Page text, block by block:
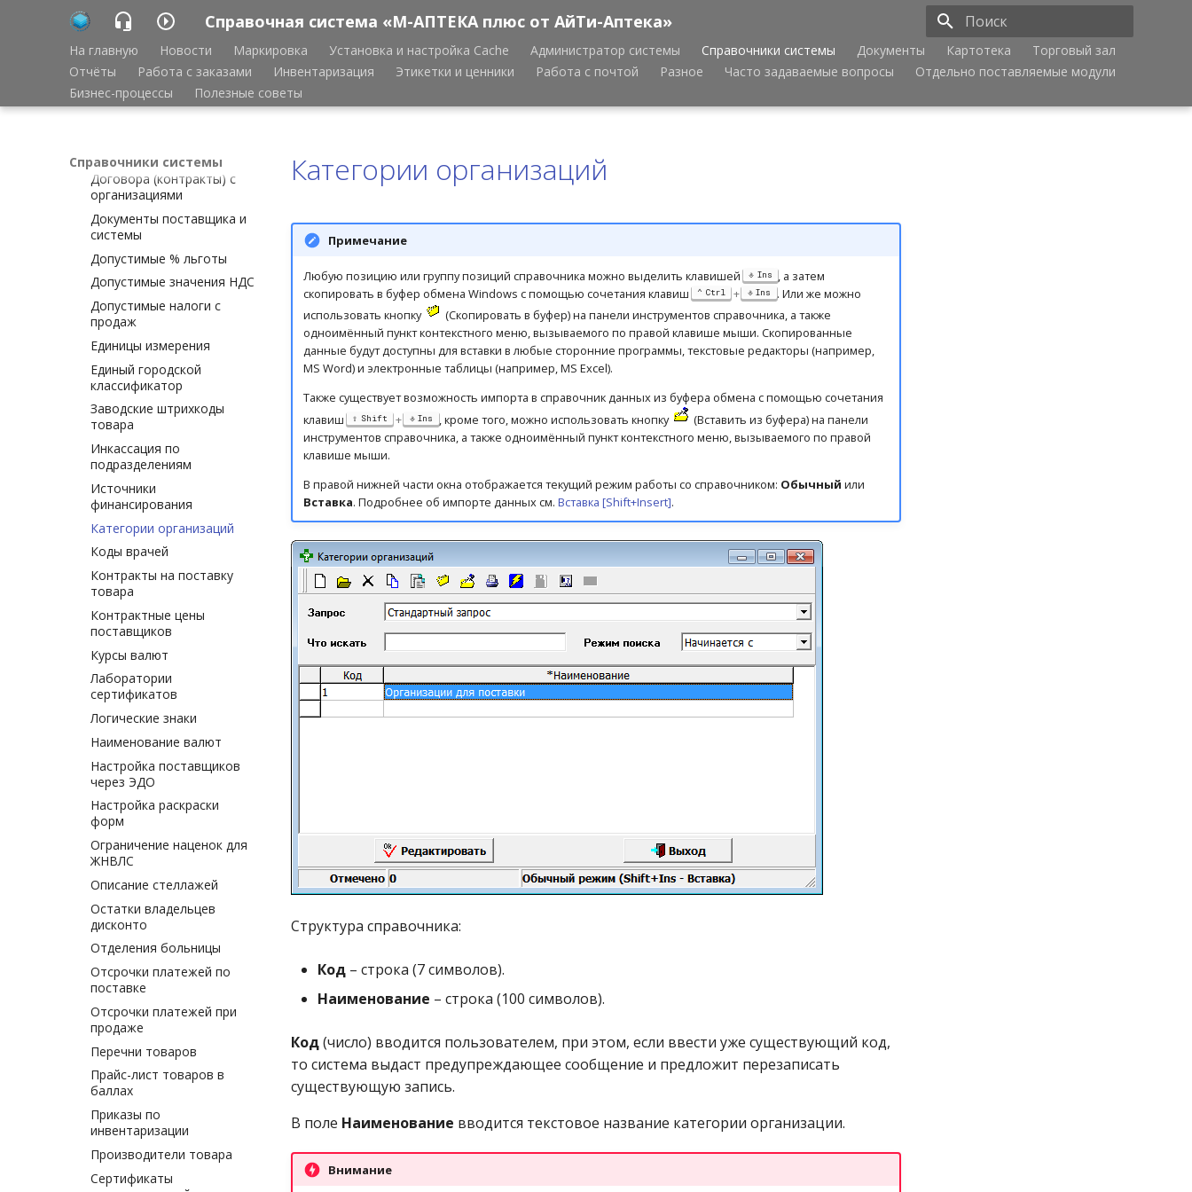
Справочная система «М-АПТЕКА плюс от АйТи-Аптека»
Инициализация поиска
На главную Новости Маркировка Установка и настройка Cache Администратор системы Справочники системы Документы Картотека
Торговый зал
Отчёты
Работа с заказами Инвентаризация Этикетки и ценники Работа с почтой Разное Часто задаваемые вопросы
Отдельно поставляемые модули
Бизнес-процессы
Полезные советы
Справочники системы
Группы поставщиков
Группы прибыльности
Группы производителей
Диапазоны сроков
годности
Договора (контракты) с
организациями
Документы поставщика и
системы
Допустимые % льготы
Допустимые значения НДС
Допустимые налоги с
продаж
Единицы измерения
Единый городской
классификатор
Заводские штрихкоды
товара
Инкассация по
подразделениям
Источники
финансирования
Категории организаций
Коды врачей
Контракты на поставку
товара
Контрактные цены
поставщиков
Курсы валют
Лаборатории
сертификатов
Логические знаки
Наименование валют
Настройка поставщиков
через ЭДО
Настройка раскраски
форм
Ограничение наценок для
ЖНВЛС
Описание стеллажей
Остатки владельцев
дисконто
Отделения больницы
Отсрочки платежей по
поставке
Отсрочки платежей при
продаже
Перечни товаров
Прайс-лист товаров в
баллах
Приказы по
инвентаризации
Производители товара
Сертификаты
Категории организаций
Примечание
Любую позицию или группу позиций справочника можно выделить клавишей Ins , а затем
скопировать в буфер обмена Windows с помощью сочетания клавиш
Ctrl + Ins
. Или же можно
использовать кнопку
(Скопировать в буфер) на панели инструментов справочника, а также
одноимённый пункт контекстного меню, вызываемого по правой клавише мыши. Скопированные
данные будут доступны для вставки в любые сторонние программы, текстовые редакторы (например,
MS Word) и электронные таблицы (например, MS Excel).
Также существует возможность импорта в справочник данных из буфера обмена с помощью сочетания
клавиш
Shift + Ins , кроме того, можно использовать кнопку
(Вставить из буфера) на панели
инструментов справочника, а также одноимённый пункт контекстного меню, вызываемого по правой
клавише мыши.
В правой нижней части окна отображается текущий режим работы со справочником: Обычный или
Вставка. Подробнее об импорте данных см. Вставка [Shift+Insert].
Структура справочника:
Код – строка (7 символов).
Наименование – строка (100 символов).
Код(число) вводится пользователем, при этом, если ввести уже существующий код,
то система выдаст предупреждающее сообщение и предложит перезаписать
существующую запись.
В поле Наименование вводится текстовое название категории организации.
Внимание